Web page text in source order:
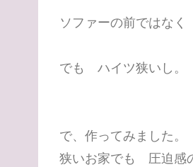
ソファーの前ではな
でも ハイツ狭いし。
で、作ってみました。
狭いお家でも 圧迫感